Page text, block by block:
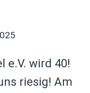
e.V. wird 40!
riesig! Am